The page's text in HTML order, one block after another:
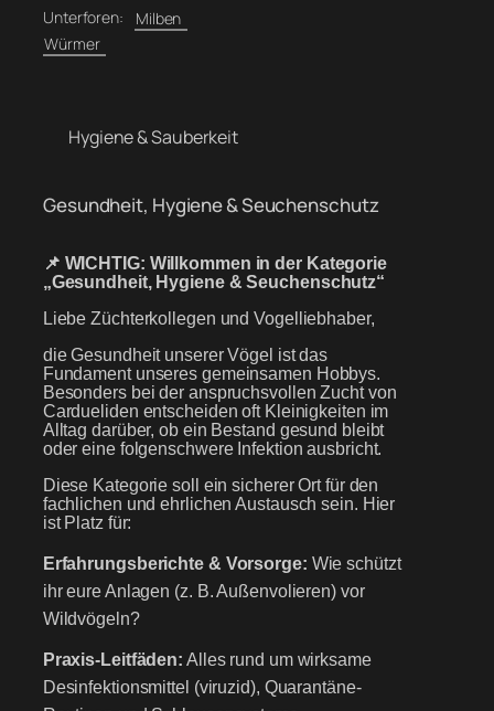
Unterforen:
Milben
Würmer
Hygiene & Sauberkeit
Gesundheit, Hygiene & Seuchenschutz
📌 WICHTIG: Willkommen in der Kategorie
„Gesundheit, Hygiene & Seuchenschutz“
Liebe Züchterkollegen und Vogelliebhaber,
die Gesundheit unserer Vögel ist das
Fundament unseres gemeinsamen Hobbys.
Besonders bei der anspruchsvollen Zucht von
Cardueliden entscheiden oft Kleinigkeiten im
Alltag darüber, ob ein Bestand gesund bleibt
oder eine folgenschwere Infektion ausbricht.
Diese Kategorie soll ein sicherer Ort für den
fachlichen und ehrlichen Austausch sein. Hier
ist Platz für:
Erfahrungsberichte & Vorsorge: Wie schützt
ihr eure Anlagen (z. B. Außenvolieren) vor
Wildvögeln?
Praxis-Leitfäden: Alles rund um wirksame
Desinfektionsmittel (viruzid), Quarantäne-